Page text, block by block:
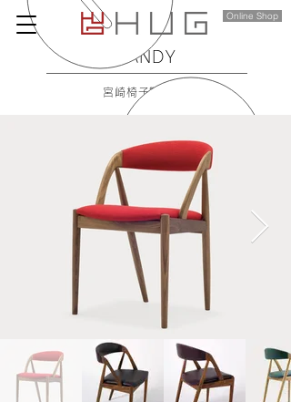
Online Shop
​HANDY
宮崎椅子製作所